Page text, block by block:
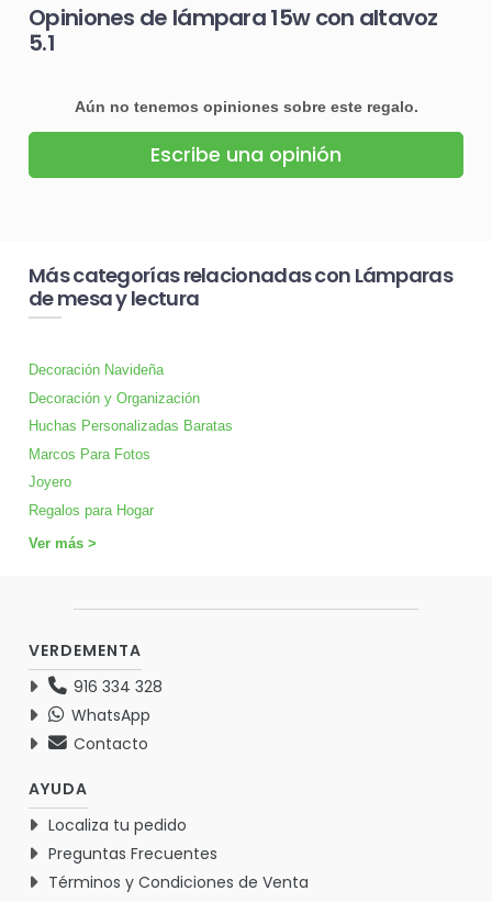
Opiniones de lámpara 15w con altavoz
5.1
Aún no tenemos opiniones sobre este regalo.
Escribe una opinión
Más categorías relacionadas con Lámparas
de mesa y lectura
Decoración Navideña
Decoración y Organización
Huchas Personalizadas Baratas
Marcos Para Fotos
Joyero
Regalos para Hogar
Ver más >
VERDEMENTA
916 334 328
WhatsApp
Contacto
AYUDA
Localiza tu pedido
Preguntas Frecuentes
Términos y Condiciones de Venta